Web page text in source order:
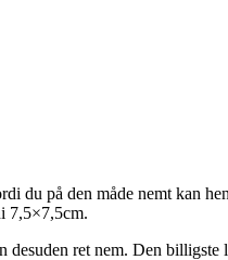
du på den måde nemt kan
7,5×7,5cm.
desuden ret nem. Den